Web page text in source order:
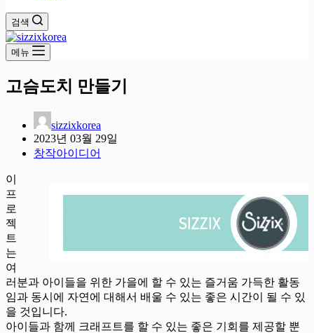
검색
메뉴
고슴도치 만들기
sizzixkorea
2023년 03월 29일
창작아이디어
이
프
로
젝
트
는
여
러분과 아이들을 위한 가을에 할 수 있는 즐거움 가득한 활동
임과 동시에 자연에 대해서 배울 수 있는 좋은 시간이 될 수 있
을 것입니다.
아이들과 함께 크래프트를 할 수 있는 좋은 기회를 제공할 뿐